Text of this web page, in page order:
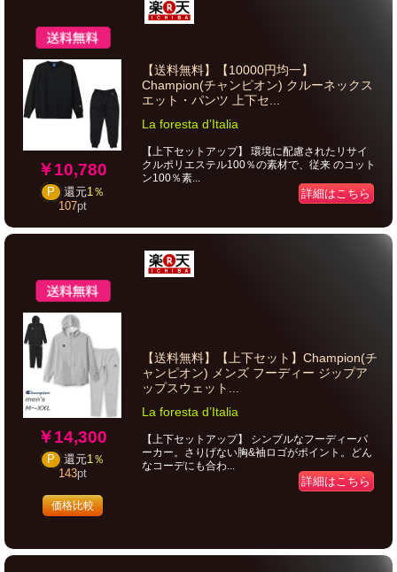
￥10,780
P 還元1％
107pt
【送料無料】【10000円均一】
Champion(チャンピオン) クルーネックス
エット・パンツ 上下セ...
La foresta d’Italia
【上下セットアップ】 環境に配慮されたリサイ
クルポリエステル100％の素材で、従来 のコット
ン100％素...
詳細はこちら
￥14,300
P 還元1％
143pt
価格比較
【送料無料】【上下セット】Champion(チ
ャンピオン) メンズ フーディー ジップア
ップスウェット...
La foresta d’Italia
【上下セットアップ】 シンプルなフーディーパ
ーカー。さりげない胸&袖ロゴがポイント。どん
なコーデにも合わ...
詳細はこちら